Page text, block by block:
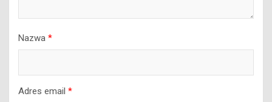
Nazwa *
Adres email *